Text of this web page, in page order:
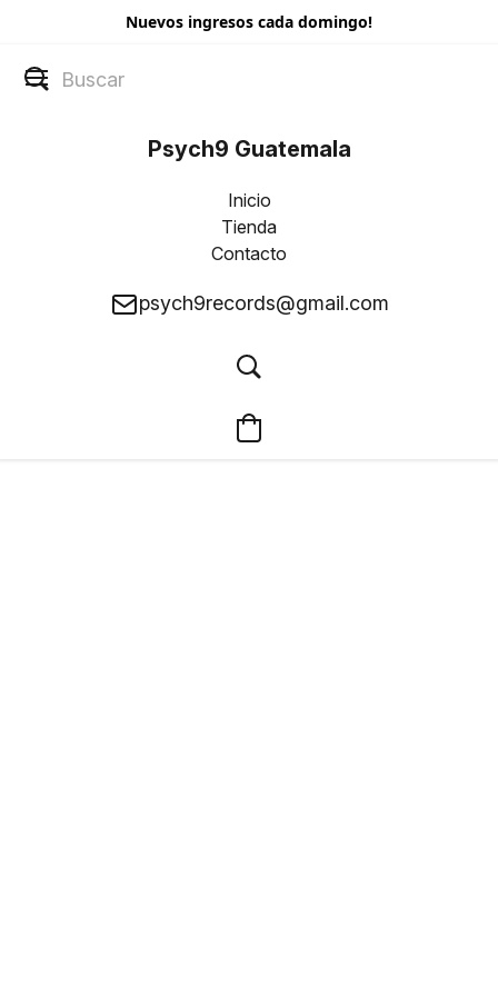
Nuevos ingresos cada domingo!
Psych9 Guatemala
Inicio
Tienda
Contacto
psych9records@gmail.com